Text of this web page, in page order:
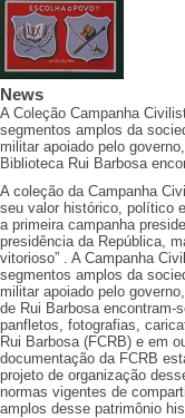
News
A Coleção Campanha
segmentos amplos da
militar apoiado pelo
Biblioteca Rui Barbosa
A coleção da Campanha
seu valor histórico, político
a primeira campanha
presidência da República,
vitorioso” . A Campanha
segmentos amplos da
militar apoiado pelo
de Rui Barbosa
panfletos, fotografias,
Rui Barbosa (FCRB) e em
documentação da FCRB
projeto de organização
normas vigentes de
amplos desse patrimônio